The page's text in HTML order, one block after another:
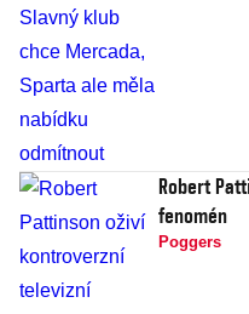
Robert
fenomén
Poggers